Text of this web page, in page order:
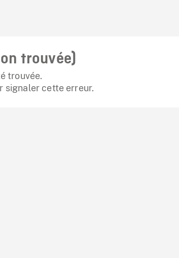
trouvée)
trouvée.
signaler cette erreur.